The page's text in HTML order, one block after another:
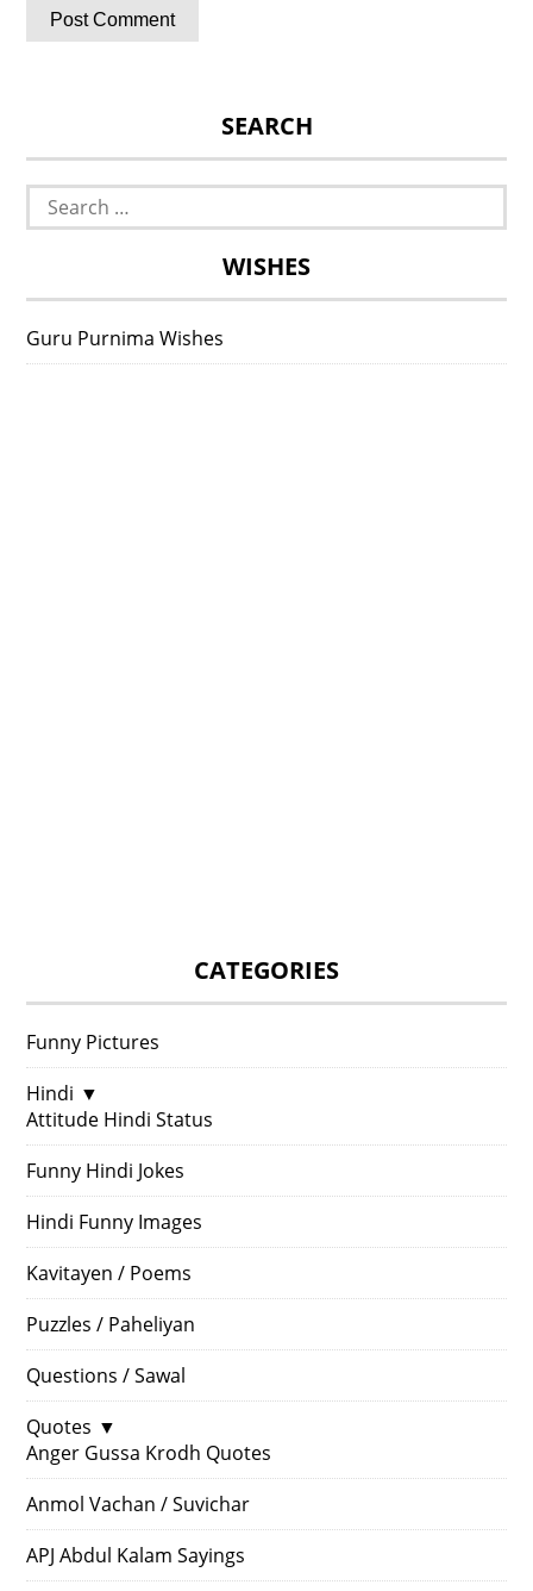
SEARCH
Search
for:
WISHES
Guru Purnima Wishes
CATEGORIES
Funny Pictures
Hindi ▼
Attitude Hindi Status
Funny Hindi Jokes
Hindi Funny Images
Kavitayen / Poems
Puzzles / Paheliyan
Questions / Sawal
Quotes ▼
Anger Gussa Krodh Quotes
Anmol Vachan / Suvichar
APJ Abdul Kalam Sayings